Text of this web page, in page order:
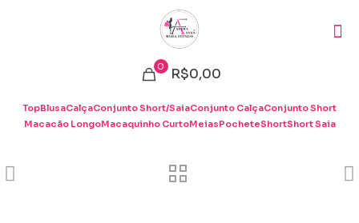
0 R$0,00
TopBlusaCalçaConjunto Short/SaiaConjunto CalçaConjunto Short
Macacão LongoMacaquinho CurtoMeiasPocheteShortShort Saia